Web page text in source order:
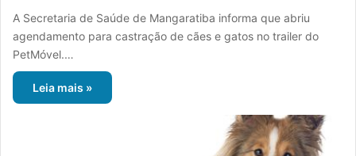
A Secretaria de Saúde de Mangaratiba informa que abriu
agendamento para castração de cães e gatos no trailer do
PetMóvel.…
Leia mais »